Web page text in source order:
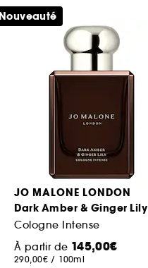
JO MALONE LONDON
Dark Amber & Ginger Lily
Cologne Intense
À partir de 145,00€
290,00€ / 100ml
Nouveauté